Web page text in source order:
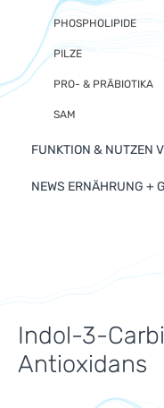
PHOSPHOLIPIDE
PILZE
PRO- & PRÄBIOTIKA
SAM
FUNKTION & NUTZEN
NEWS ERNÄHRUNG +
Indol-3-
Antioxidans